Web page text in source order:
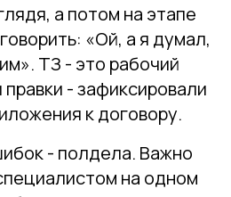
а потом на этапе
«Ой, а я думал,
ТЗ - это рабочий
- зафиксировали
к договору.
- полдела. Важно
на одном